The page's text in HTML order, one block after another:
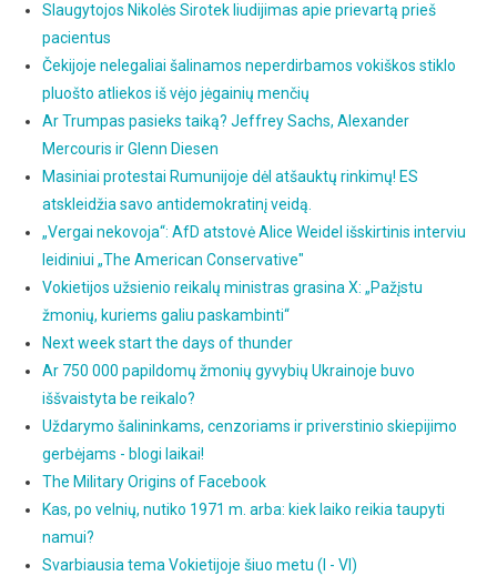
Slaugytojos Nikolės Sirotek liudijimas apie prievartą prieš
pacientus
Čekijoje nelegaliai šalinamos neperdirbamos vokiškos stiklo
pluošto atliekos iš vėjo jėgainių menčių
Ar Trumpas pasieks taiką? Jeffrey Sachs, Alexander
Mercouris ir Glenn Diesen
Masiniai protestai Rumunijoje dėl atšauktų rinkimų! ES
atskleidžia savo antidemokratinį veidą.
„Vergai nekovoja“: AfD atstovė Alice Weidel išskirtinis interviu
leidiniui „The American Conservative"
Vokietijos užsienio reikalų ministras grasina X: „Pažįstu
žmonių, kuriems galiu paskambinti“
Next week start the days of thunder
Ar 750 000 papildomų žmonių gyvybių Ukrainoje buvo
iššvaistyta be reikalo?
Uždarymo šalininkams, cenzoriams ir priverstinio skiepijimo
gerbėjams - blogi laikai!
The Military Origins of Facebook
Kas, po velnių, nutiko 1971 m. arba: kiek laiko reikia taupyti
namui?
Svarbiausia tema Vokietijoje šiuo metu (I - VI)